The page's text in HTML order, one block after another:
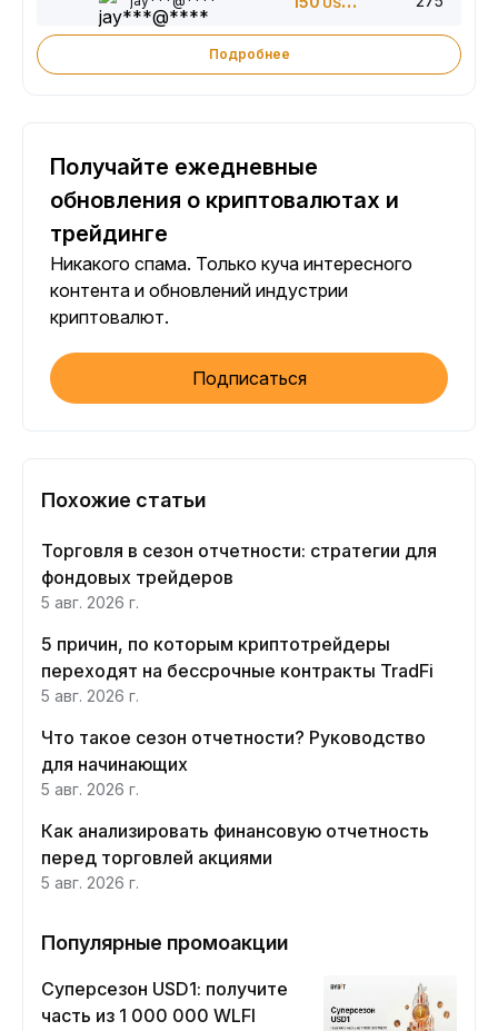
Подробнее
Получайте ежедневные
обновления о криптовалютах и
трейдинге
Никакого спама. Только куча интересного
контента и обновлений индустрии
криптовалют.
Подписаться
Похожие статьи
Торговля в сезон отчетности: стратегии для
фондовых трейдеров
5 авг. 2026 г.
5 причин, по которым криптотрейдеры
переходят на бессрочные контракты TradFi
5 авг. 2026 г.
Что такое сезон отчетности? Руководство
для начинающих
5 авг. 2026 г.
Как анализировать финансовую отчетность
перед торговлей акциями
5 авг. 2026 г.
Популярные промоакции
Суперсезон USD1: получите
часть из 1 000 000 WLFI